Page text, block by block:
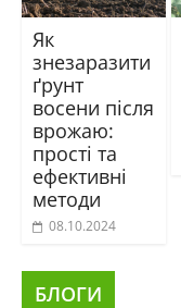
Як
знезаразити
ґрунт
восени після
врожаю:
прості та
ефективні
методи
08.10.2024
БЛОГИ